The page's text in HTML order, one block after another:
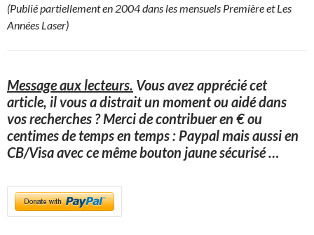
(Publié partiellement en 2004 dans les mensuels Première et Les
Années Laser)
Message aux lecteurs. Vous avez apprécié cet
article, il vous a distrait un moment ou aidé dans
vos recherches ? Merci de contribuer en € ou
centimes de temps en temps : Paypal mais aussi en
CB/Visa avec ce même bouton jaune sécurisé…